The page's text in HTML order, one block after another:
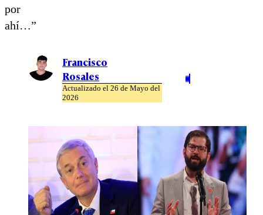
por
ahí…”
Francisco
Rosales
Actualizado el 26 de Mayo del
2026